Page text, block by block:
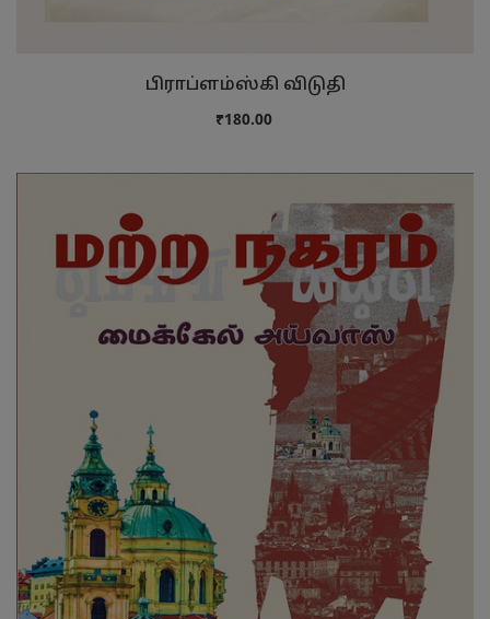
பிராப்ளம்ஸ்கி விடுதி
₹180.00